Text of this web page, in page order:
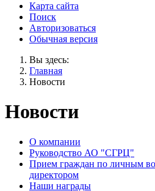
Карта сайта
Поиск
Авторизоваться
Обычная версия
Вы здесь:
Главная
Новости
Новости
О компании
Руководство АО "СГРЦ"
Прием граждан по личным
директором
Наши награды